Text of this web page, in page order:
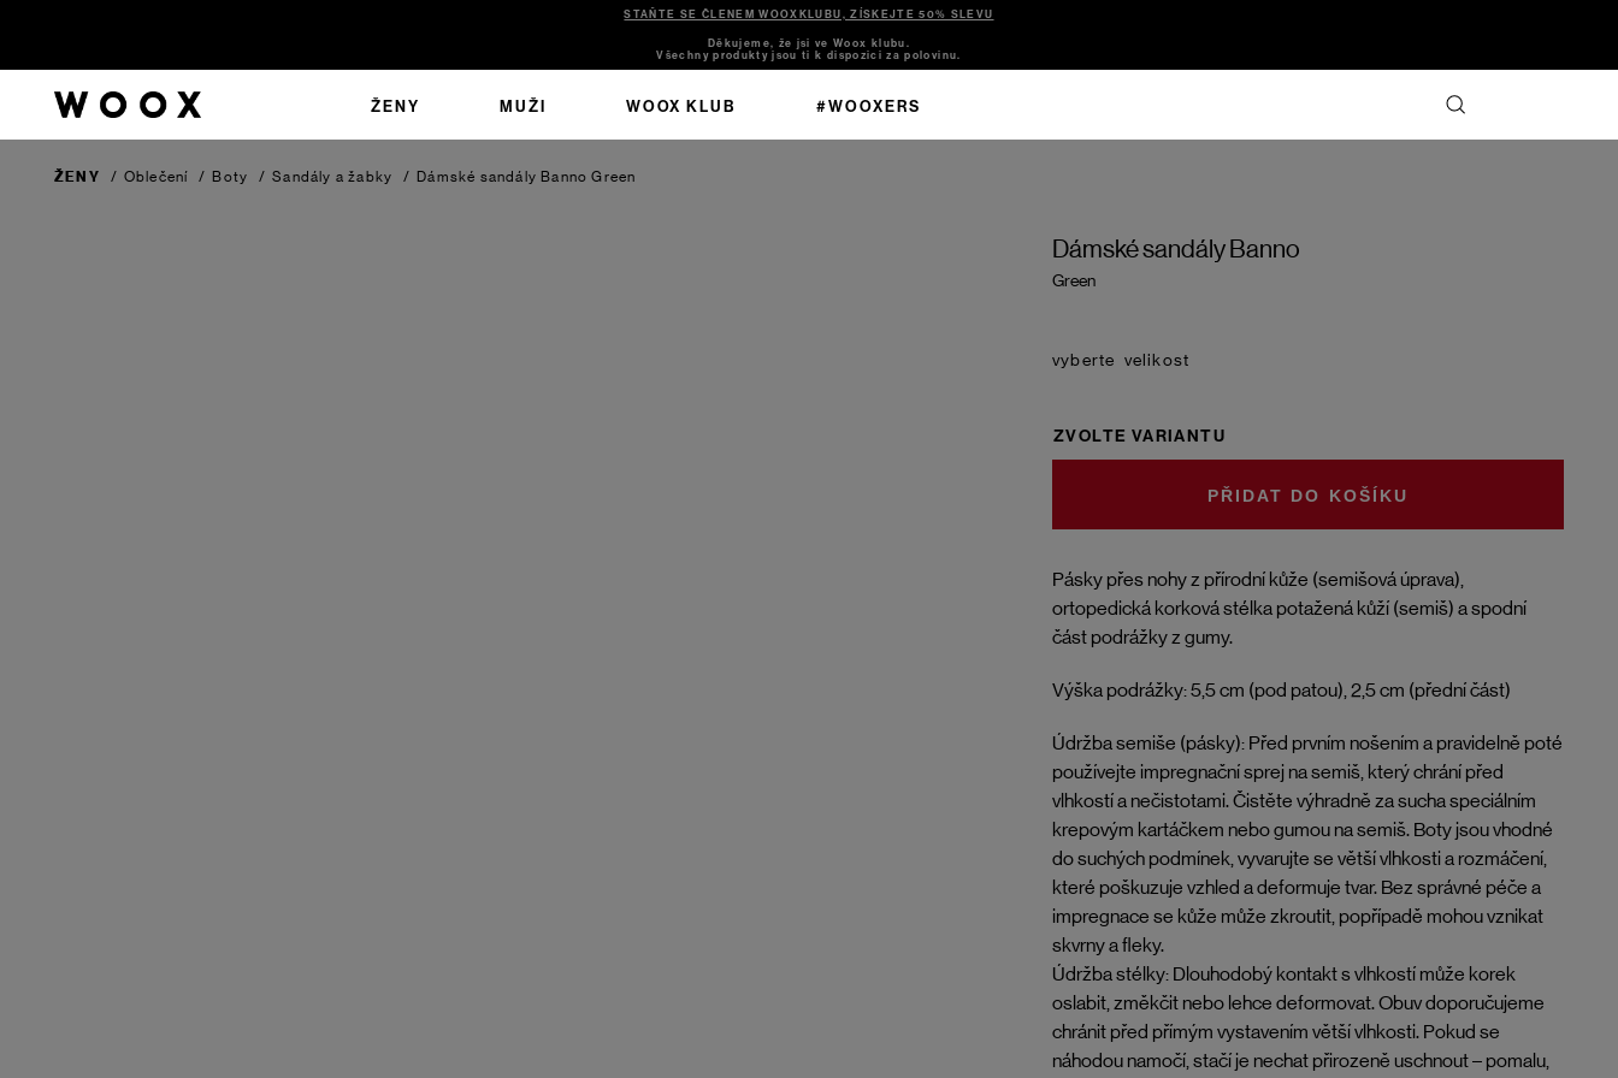
STAŇTE SE ČLENEM WOOXKLUBU, ZÍSKEJTE 50% SLEVU
Děkujeme, že jsi ve Woox klubu.
Všechny produkty jsou ti k dispozici za polovinu.
ŽENY MUŽI WOOX KLUB #WOOXERS
ŽENY / Oblečení / Boty / Sandály a žabky / Dámské sandály BannoGreen
Dámské sandály Banno
Green
Pásky přes nohy z přírodní kůže (semišová úprava),
ortopedická korková stélka potažená kůží (semiš) a spodní
část podrážky z gumy.
Výška podrážky: 5,5 cm (pod patou), 2,5 cm (přední část)
Údržba semiše (pásky): Před prvním nošením a pravidelně poté
používejte impregnační sprej na semiš, který chrání před
vlhkostí a nečistotami. Čistěte výhradně za sucha speciálním
krepovým kartáčkem nebo gumou na semiš. Boty jsou vhodné
do suchých podmínek, vyvarujte se větší vlhkosti a rozmáčení,
které poškuzuje vzhled a deformuje tvar. Bez správné péče a
impregnace se kůže může zkroutit, popřípadě mohou vznikat
skvrny a fleky.
Údržba stélky: Dlouhodobý kontakt s vlhkostí může korek
oslabit, změkčit nebo lehce deformovat. Obuv doporučujeme
chránit před přímým vystavením větší vlhkosti. Pokud se
náhodou namočí, stačí je nechat přirozeně uschnout – pomalu,
velikost
ZVOLTE VARIANTU
DO KOŠÍKU